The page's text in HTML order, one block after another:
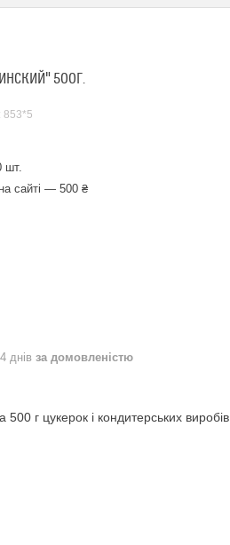
500Г.
853*5
шт.
сайті — 500 ₴
днів за домовленістю
г цукерок і кондитерських виробів.